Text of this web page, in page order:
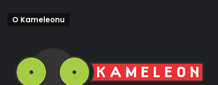
O Kameleonu